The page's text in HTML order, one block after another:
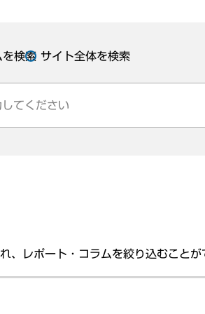
を検索 サイト全体を検索
、レポート・コラムを絞り込むことが